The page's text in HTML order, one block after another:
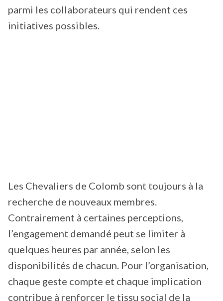
parmi les collaborateurs qui rendent ces
initiatives possibles.
Les Chevaliers de Colomb sont toujours à la
recherche de nouveaux membres.
Contrairement à certaines perceptions,
l’engagement demandé peut se limiter à
quelques heures par année, selon les
disponibilités de chacun. Pour l’organisation,
chaque geste compte et chaque implication
contribue à renforcer le tissu social de la